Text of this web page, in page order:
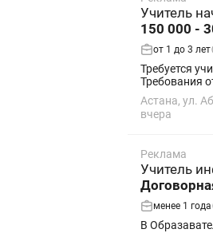
Учитель
150 000 -
от 1 до 3 лет
Требуется
Требования
Астана, ул.
вчера
Реклама
Учитель
менее 1 года
В